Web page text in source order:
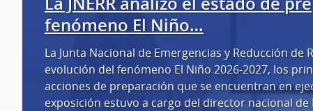
fenómeno El Niño…
La Junta Nacional de Emergencias y Reducción de
evolución del fenómeno El Niño 2026-2027, los
acciones de preparación que se encuentran en
exposición estuvo a cargo del director nacional